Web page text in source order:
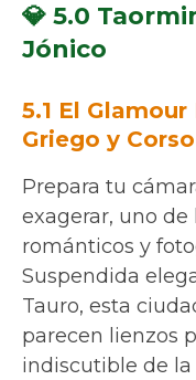
💎 5.0
Jónico
5.1 El
Griego y
Prepara tu
exagerar, uno de
románticos y
Suspendida
Tauro, esta
parecen lienzos
indiscutible de la